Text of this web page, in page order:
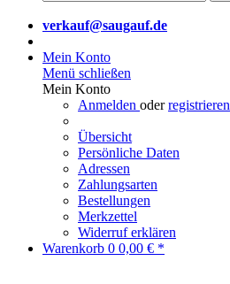
verkauf@saugauf.de
Mein Konto
Menü schließen
Mein Konto
Anmelden oderregistrieren
Übersicht
Persönliche Daten
Adressen
Zahlungsarten
Bestellungen
Merkzettel
Widerruf erklären
Warenkorb 0 0,00 € *